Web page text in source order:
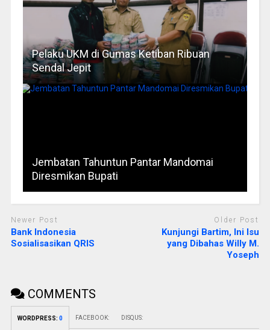
Pelaku UKM di Gumas Ketiban Ribuan
Sendal Jepit
Jembatan Tahuntun Pantar Mandomai
Diresmikan Bupati
Newer Post
Bank Indonesia
Sosialisasikan QRIS
Older Post
Kunjungi Bartim, Ini Isu
yang Dibahas Willy M.
Yoseph
COMMENTS
WORDPRESS: 0 FACEBOOK: DISQUS: